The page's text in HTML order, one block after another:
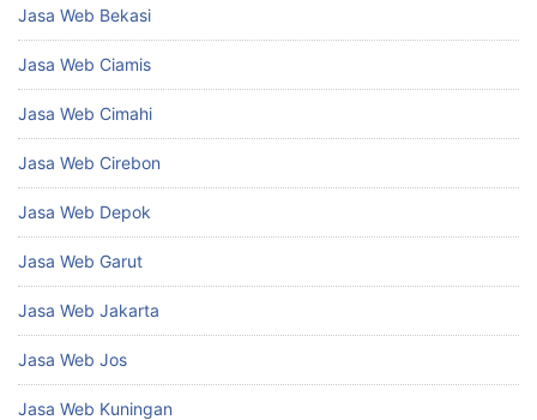
Jasa Web Bekasi
Jasa Web Ciamis
Jasa Web Cimahi
Jasa Web Cirebon
Jasa Web Depok
Jasa Web Garut
Jasa Web Jakarta
Jasa Web Jos
Jasa Web Kuningan